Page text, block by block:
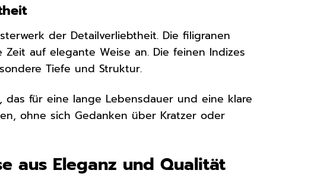
der Detailverliebtheit. Die filigranen
auf elegante Weise an. Die feinen Indizes
Tiefe und Struktur.
für eine lange Lebensdauer und eine klare
ohne sich Gedanken über Kratzer oder
aus Eleganz und Qualität